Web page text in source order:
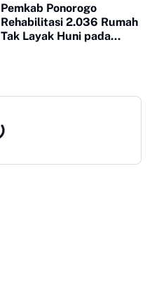
Pemkab Ponorogo
Rehabilitasi 2.036 Rumah
Tak Layak Huni pada